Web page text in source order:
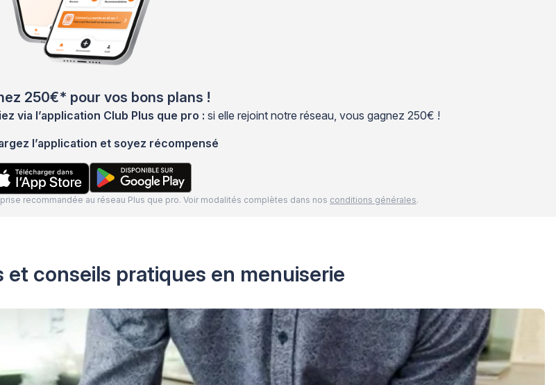
250€* pour vos bons plans !
via l’application Club Plus que pro : si elle rejoint notre réseau, vous gagnez 250€ !
l’application et soyez récompensé
recommandée au réseau Plus que pro. Voir modalités complètes dans nos conditions générales.
et conseils pratiques en menuiserie